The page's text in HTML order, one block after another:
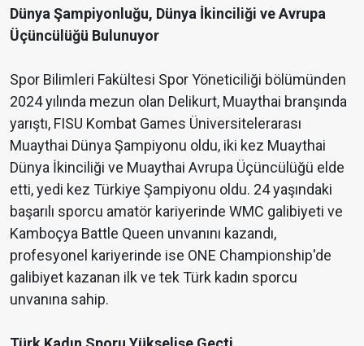
Dünya Şampiyonluğu, Dünya İkinciliği ve Avrupa
Üçüncülüğü Bulunuyor
Spor Bilimleri Fakültesi Spor Yöneticiliği bölümünden
2024 yılında mezun olan Delikurt, Muaythai branşında
yarıştı, FISU Kombat Games Üniversitelerarası
Muaythai Dünya Şampiyonu oldu, iki kez Muaythai
Dünya İkinciliği ve Muaythai Avrupa Üçüncülüğü elde
etti, yedi kez Türkiye Şampiyonu oldu. 24 yaşındaki
başarılı sporcu amatör kariyerinde WMC galibiyeti ve
Kamboçya Battle Queen unvanını kazandı,
profesyonel kariyerinde ise ONE Championship'de
galibiyet kazanan ilk ve tek Türk kadın sporcu
unvanına sahip.